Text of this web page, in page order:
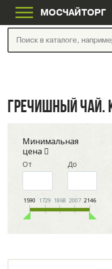
МОСЧАЙТОРГ
ГРЕЧИШНЫЙ ЧАЙ.
Минимальная
цена
От До
1590 1729 1868 2007 2146